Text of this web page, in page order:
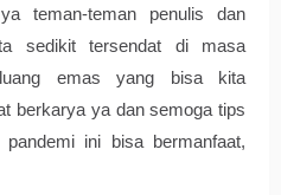
teman-teman penulis dan
sedikit tersendat di masa
emas yang bisa kita
berkarya ya dan semoga tips
ini bisa bermanfaat,